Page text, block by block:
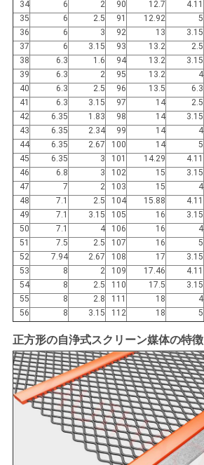
34 6 2 90 12.7 4.11
35
6 2.5 91 12.92 5
36
6 3 92 13 3.15
37
6 3.15 93 13.2 2.5
38
6.3 1.6 94 13.2 3.15
39
6.3 2 95 13.2 4
40
6.3 2.5 96 13.5 6.3
41
6.3 3.15 97 14 2.5
42
6.35 1.83 98 14 3.15
43
6.35 2.34 99 14 4
44
6.35 2.67 100 14 5
45
6.35 3 101 14.29 4.11
46
6.8 3 102 15 3.15
47
7 2 103 15 4
48
7.1 2.5 104 15.88 4.11
49
7.1 3.15 105 16 3.15
50
7.1 4 106 16 4
51
7.5 2.5 107 16 5
52
7.94 2.67 108 17 3.15
53
8 2 109 17.46 4.11
54
8 2.5 110 17.5 3.15
55
8 2.8 111 18 4
56
8 3.15 112 18 5
正方形の自浄式スクリーン媒体の特徴